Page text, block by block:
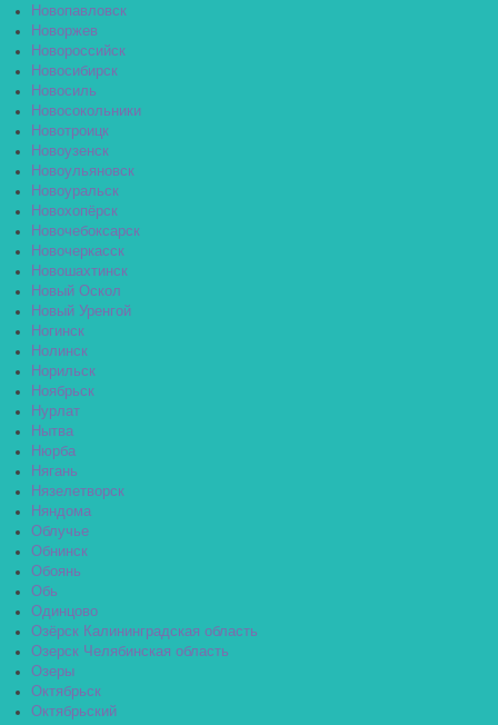
Новопавловск
Новоржев
Новороссийск
Новосибирск
Новосиль
Новосокольники
Новотроицк
Новоузенск
Новоульяновск
Новоуральск
Новохопёрск
Новочебоксарск
Новочеркасск
Новошахтинск
Новый Оскол
Новый Уренгой
Ногинск
Нолинск
Норильск
Ноябрьск
Нурлат
Нытва
Нюрба
Нягань
Нязелетворск
Няндома
Облучье
Обнинск
Обоянь
Обь
Одинцово
Озёрск Калининградская область
Озерск Челябинская область
Озеры
Октябрьск
Октябрьский